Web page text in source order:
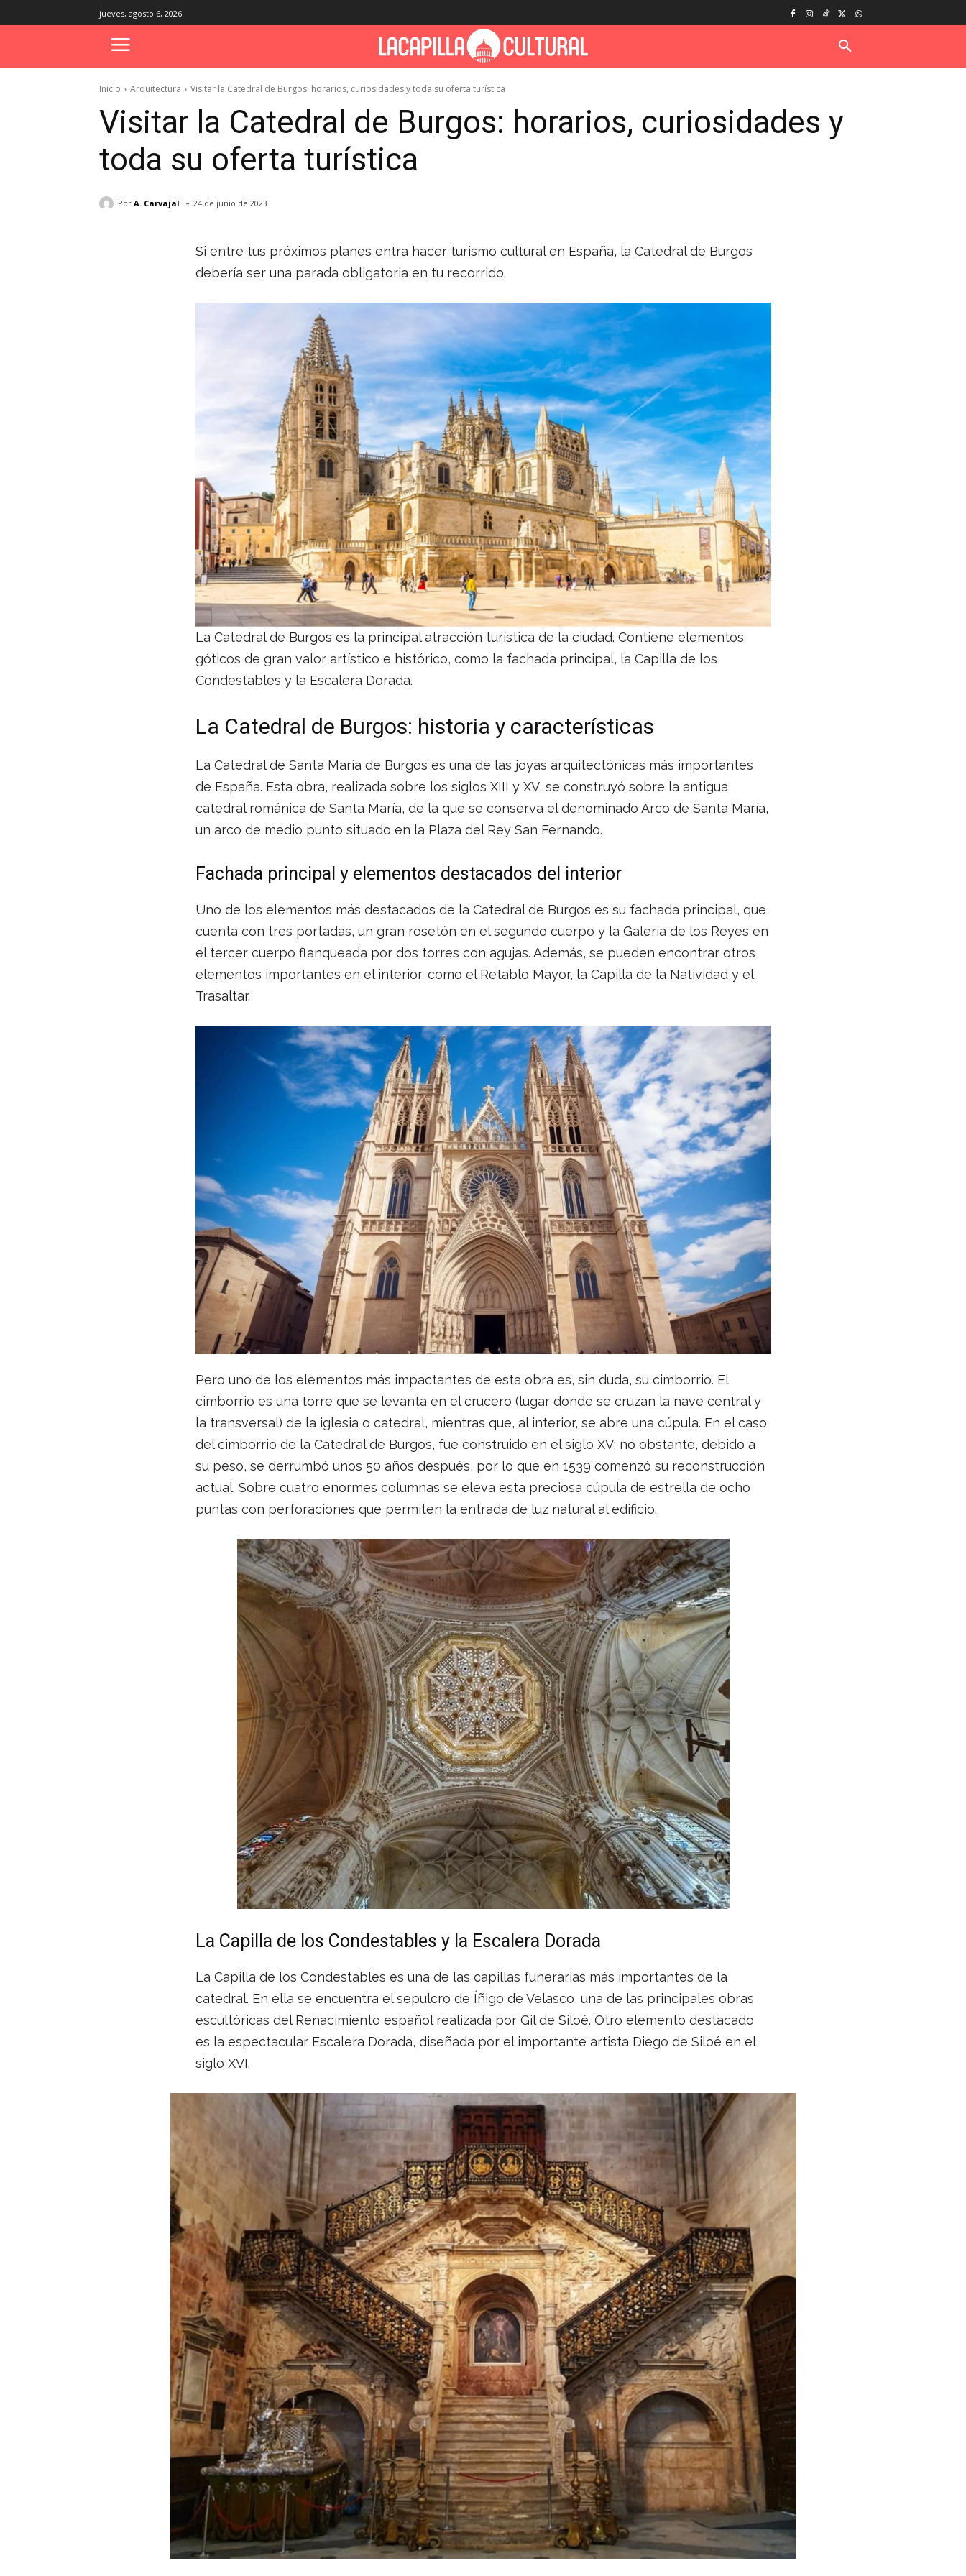
jueves, agosto 6, 2026
Inicio Arquitectura Visitar la Catedral de Burgos: horarios, curiosidades y toda su oferta turística
Visitar la Catedral de Burgos: horarios, curiosidades y
toda su oferta turística
Por A. Carvajal - 24 de junio de 2023
Si entre tus próximos planes entra hacer turismo cultural en España, la Catedral de Burgos
debería ser una parada obligatoria en tu recorrido.
La Catedral de Burgos es la principal atracción turística de la ciudad. Contiene elementos
góticos de gran valor artístico e histórico, como la fachada principal, la Capilla de los
Condestables y la Escalera Dorada.
La Catedral de Burgos: historia y características
La Catedral de Santa María de Burgos es una de las joyas arquitectónicas más importantes
de España. Esta obra, realizada sobre los siglos XIII y XV, se construyó sobre la antigua
catedral románica de Santa María, de la que se conserva el denominado Arco de Santa María,
un arco de medio punto situado en la Plaza del Rey San Fernando.
Fachada principal y elementos destacados del interior
Uno de los elementos más destacados de la Catedral de Burgos es su fachada principal, que
cuenta con tres portadas, un gran rosetón en el segundo cuerpo y la Galería de los Reyes en
el tercer cuerpo flanqueada por dos torres con agujas. Además, se pueden encontrar otros
elementos importantes en el interior, como el Retablo Mayor, la Capilla de la Natividad y el
Trasaltar.
Pero uno de los elementos más impactantes de esta obra es, sin duda, su cimborrio. El
cimborrio es una torre que se levanta en el crucero (lugar donde se cruzan la nave central y
la transversal) de la iglesia o catedral, mientras que, al interior, se abre una cúpula. En el caso
del cimborrio de la Catedral de Burgos, fue construido en el siglo XV; no obstante, debido a
su peso, se derrumbó unos 50 años después, por lo que en 1539 comenzó su reconstrucción
actual. Sobre cuatro enormes columnas se eleva esta preciosa cúpula de estrella de ocho
puntas con perforaciones que permiten la entrada de luz natural al edificio.
La Capilla de los Condestables y la Escalera Dorada
La Capilla de los Condestables es una de las capillas funerarias más importantes de la
catedral. En ella se encuentra el sepulcro de Íñigo de Velasco, una de las principales obras
escultóricas del Renacimiento español realizada por Gil de Siloé. Otro elemento destacado
es la espectacular Escalera Dorada, diseñada por el importante artista Diego de Siloé en el
siglo XVI.